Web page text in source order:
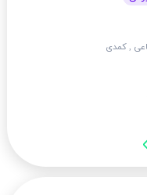
, کمدی